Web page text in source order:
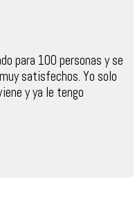
para 100 personas y se
satisfechos. Yo solo
y ya le tengo